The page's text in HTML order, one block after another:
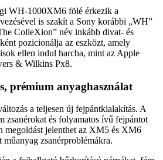
WH-1000XM6 fölé érkezik a
is szakít a Sony korábbi „WH”
ColleXion” név inkább divat- és
pozicionálja az eszközt, amely
ellen indul harcba, mint az Apple
& Wilkins Px8.
prémium anyaghasználat
a teljesen új fejpántkialakítás. A
zsanérokat és folyamatos ívű fejpántot
megoldást jelenthet az XM5 és XM6
zsanérproblémákra.